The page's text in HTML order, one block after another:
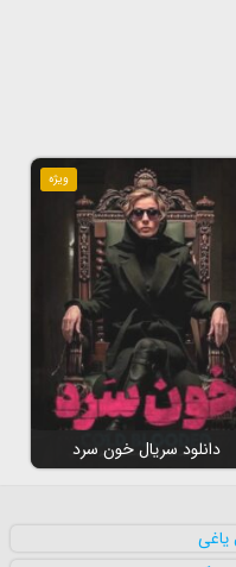
ویژه
دانلود سریال خون سرد